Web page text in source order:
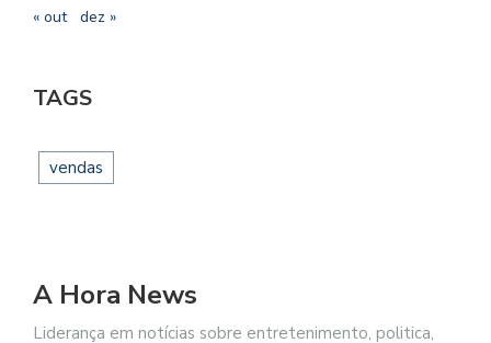
« out dez »
TAGS
vendas
A Hora News
Liderança em notícias sobre entretenimento, politica,